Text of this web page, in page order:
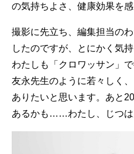
の気持ちよさ、健康効果を感
撮影に先立ち、編集担当の
したのですが、とにかく
わたしも「クロワッサン」
友永先生のように若々しく
ありたいと思います。あと
あるかも……わたし、じつは